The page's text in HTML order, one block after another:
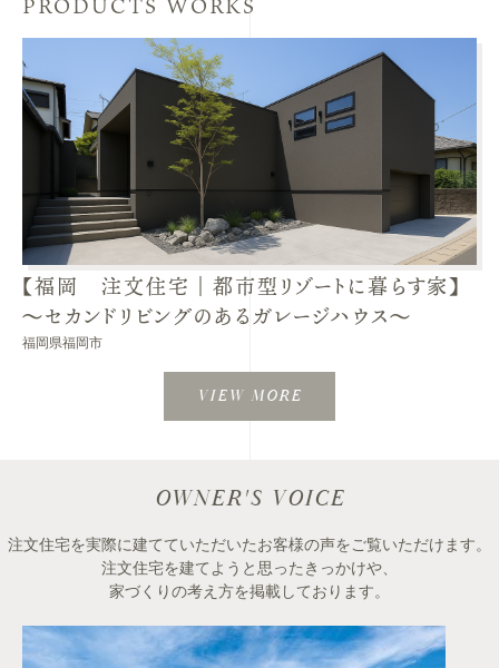
【福岡 注文住宅｜都市型リゾートに暮らす家】
～セカンドリビングのあるガレージハウス～
福岡県福岡市
VIEW MORE
OWNER'S VOICE
注文住宅を実際に建てていただいたお客様の声をご覧いただけます。
注文住宅を建てようと思ったきっかけや、
家づくりの考え方を掲載しております。